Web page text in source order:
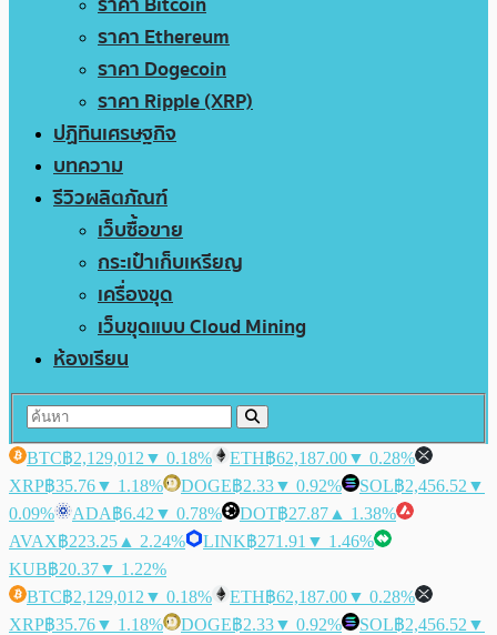
ราคา Ethereum
ราคา Dogecoin
ราคา Ripple (XRP)
ปฏิทินเศรษฐกิจ
บทความ
รีวิวผลิตภัณฑ์
เว็บซื้อขาย
กระเป๋าเก็บเหรียญ
เครื่องขุด
เว็บขุดแบบ Cloud Mining
ห้องเรียน
BTC฿2,129,012 ▼ 0.18% ETH฿62,187.00▼ 0.28%
XRP฿35.76▼ 1.18% DOGE฿2.33▼ 0.92% SOL฿2,456.52 ▼
0.09%
ADA฿6.42 ▼ 0.78% DOT฿27.87 ▲ 1.38%
AVAX฿223.25 ▲ 2.24% LINK฿271.91 ▼ 1.46%
KUB฿20.37▼ 1.22%
BTC฿2,129,012 ▼ 0.18% ETH฿62,187.00▼ 0.28%
XRP฿35.76▼ 1.18% DOGE฿2.33▼ 0.92% SOL฿2,456.52 ▼